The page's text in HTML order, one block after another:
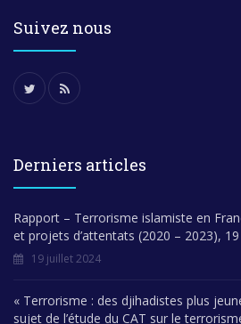
Suivez nous
Derniers articles
Rapport – Terrorisme islamiste en
et projets d’attentats (2020 – 2023),
19 juillet 2024
« Terrorisme : des djihadistes plus
sujet de l’étude du CAT sur le